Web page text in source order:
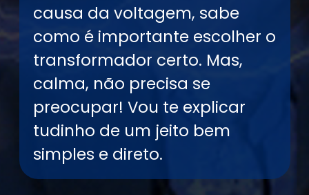
causa da voltagem, sabe
como é importante escolher o
transformador certo. Mas,
calma, não precisa se
preocupar! Vou te explicar
tudinho de um jeito bem
simples e direto.